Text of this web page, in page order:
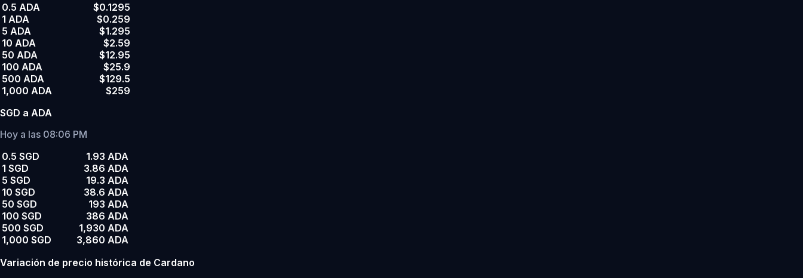
0.5 ADA
$0.1295
1 ADA
$0.259
5 ADA
$1.295
10 ADA
$2.59
50 ADA
$12.95
100 ADA
$25.9
500 ADA
$129.5
1,000 ADA
$259
SGD a ADA
Hoy a las 08:06 PM
0.5 SGD
1.93 ADA
1 SGD
3.86 ADA
5 SGD
19.3 ADA
10 SGD
38.6 ADA
50 SGD
193 ADA
100 SGD
386 ADA
500 SGD
1,930 ADA
1,000 SGD
3,860 ADA
Variación de precio histórica de Cardano